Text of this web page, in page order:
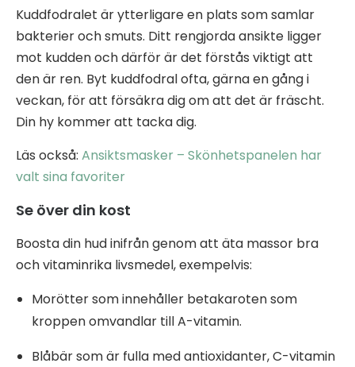
Kuddfodralet är ytterligare en plats som samlar
bakterier och smuts. Ditt rengjorda ansikte ligger
mot kudden och därför är det förstås viktigt att
den är ren. Byt kuddfodral ofta, gärna en gång i
veckan, för att försäkra dig om att det är fräscht.
Din hy kommer att tacka dig.
Läs också: Ansiktsmasker – Skönhetspanelen har
valt sina favoriter
Se över din kost
Boosta din hud inifrån genom att äta massor bra
och vitaminrika livsmedel, exempelvis:
Morötter som innehåller betakaroten som
kroppen omvandlar till A-vitamin.
Blåbär som är fulla med antioxidanter, C-vitamin